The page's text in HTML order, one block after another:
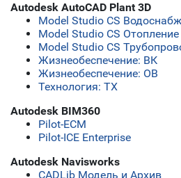
Autodesk AutoCAD Plant 3D
Model Studio CS
Model Studio CS
Model Studio CS
Жизнеобеспечение: ВК
Жизнеобеспечение: ОВ
Технология: ТХ
Autodesk BIM360
Pilot-ECM
Pilot-ICE Enterprise
Autodesk Navisworks
CADLib Модель и Архив